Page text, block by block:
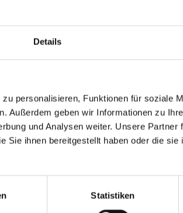
Details
personalisieren, Funktionen für soziale
Außerdem geben wir Informationen zu
und Analysen weiter. Unsere Partner
Sie ihnen bereitgestellt haben oder die sie
Statistiken
the Verenigde
directly from here or discover what
America Website Europe / Rest of the